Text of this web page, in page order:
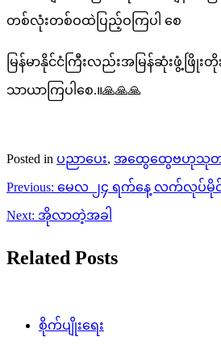
တစ်လုံးတစ်ဝထဲပြည့်ဝကြပါ စေ
မြန်မာနိုင်ငံကြီးလည်းအမြန်ဆုံးဖွံ့ဖြိုးတို
သာယာကြပါစေ.။🙏🙏🙏
Posted in ပညာပေး, အထွေထွေဗဟုသု
Post
navigation
Previous: မေလ ၂၄ ရက်နေ့ လက်လုပ်မိုင်
Next: အိုလာတဲ့အခါ
Related Posts
စိုက်ပျိုးရေး